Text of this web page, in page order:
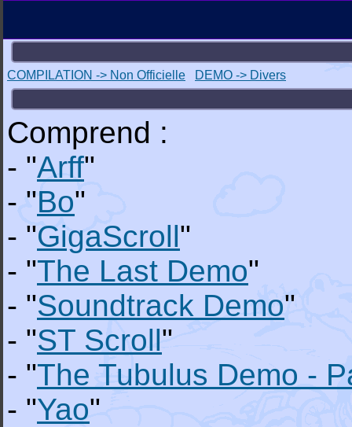
COMPILATION -> Non Officielle DEMO -> Divers
Comprend :
- "Arff"
- "Bo"
- "GigaScroll"
- "The Last Demo"
- "Soundtrack Demo"
- "ST Scroll"
- "The Tubulus Demo -
- "Yao"